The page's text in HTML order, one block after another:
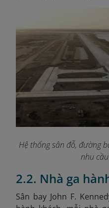
Hệ thống sân đỗ, đường
nhu
2.2. Nhà ga
Sân bay John F.